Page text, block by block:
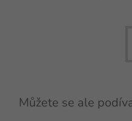
Můžete se ale